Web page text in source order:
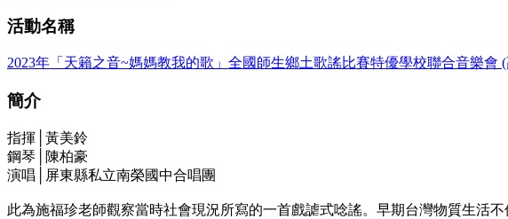
活動名稱
2023年「天籟之音~媽媽教我的歌」全國師生鄉土歌謠比賽特優學校聯合音樂會
簡介
指揮│黃美鈴
鋼琴│陳柏豪
演唱│屏東縣私立南榮國中合唱團
此為施福珍老師觀察當時社會現況所寫的一首戲謔式唸謠。早期台灣物質生活